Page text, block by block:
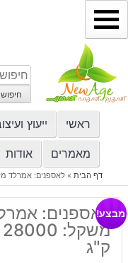
דילוג
לתוכן
חיפוש
עבור:
חיפוש
ראשי ייעוץ
מאמרים אודות
דף הבית» לאספנים: אמרלד מלוטש אובל
לאספנים:
ק"ג
מבצע!